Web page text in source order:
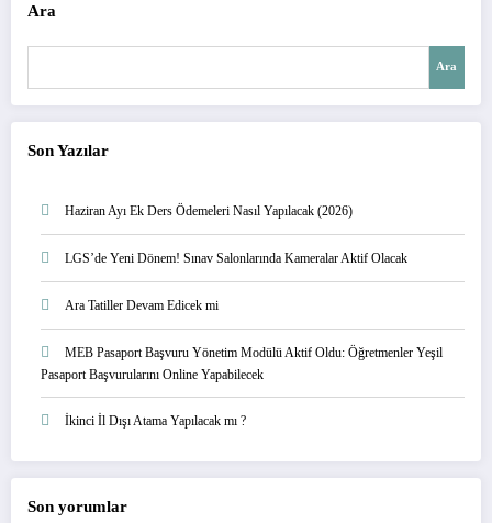
Ara
Ara
Son Yazılar
Haziran Ayı Ek Ders Ödemeleri Nasıl Yapılacak (2026)
LGS’de Yeni Dönem! Sınav Salonlarında Kameralar Aktif Olacak
Ara Tatiller Devam Edicek mi
MEB Pasaport Başvuru Yönetim Modülü Aktif Oldu: Öğretmenler Yeşil
Pasaport Başvurularını Online Yapabilecek
İkinci İl Dışı Atama Yapılacak mı ?
Son yorumlar